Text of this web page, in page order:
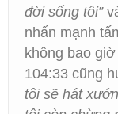
đời sống tôi”
nhấn mạnh
không bao
104:33 cũng
tôi sẽ hát